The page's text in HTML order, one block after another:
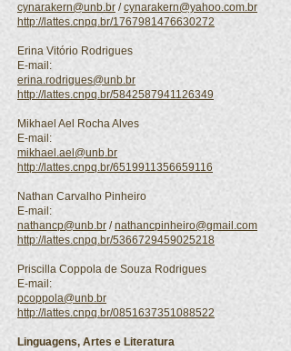
cynarakern@unb.br /cynarakern@yahoo.com.br
http://lattes.cnpq.br/1767981476630272
Erina Vitório Rodrigues
E-mail:
erina.rodrigues@unb.br
http://lattes.cnpq.br/5842587941126349
Mikhael Ael Rocha Alves
E-mail:
mikhael.ael@unb.br
http://lattes.cnpq.br/6519911356659116
Nathan Carvalho Pinheiro
E-mail:
nathancp@unb.br /nathancpinheiro@gmail.com
http://lattes.cnpq.br/5366729459025218
Priscilla Coppola de Souza Rodrigues
E-mail:
pcoppola@unb.br
http://lattes.cnpq.br/0851637351088522
Linguagens, Artes e Literatura